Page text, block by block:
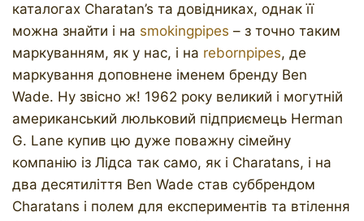
каталогах Charatan’s та довідниках, однак її
можна знайти і на smokingpipes – з точно таким
маркуванням, як у нас, і на rebornpipes, де
маркування доповнене іменем бренду Ben
Wade. Ну звісно ж! 1962 року великий і могутній
американський люльковий підприємець Herman
G. Lane купив цю дуже поважну сімейну
компанію із Лідса так само, як і Charatans, і на
два десятиліття Ben Wade став суббрендом
Charatans і полем для експериментів та втілення